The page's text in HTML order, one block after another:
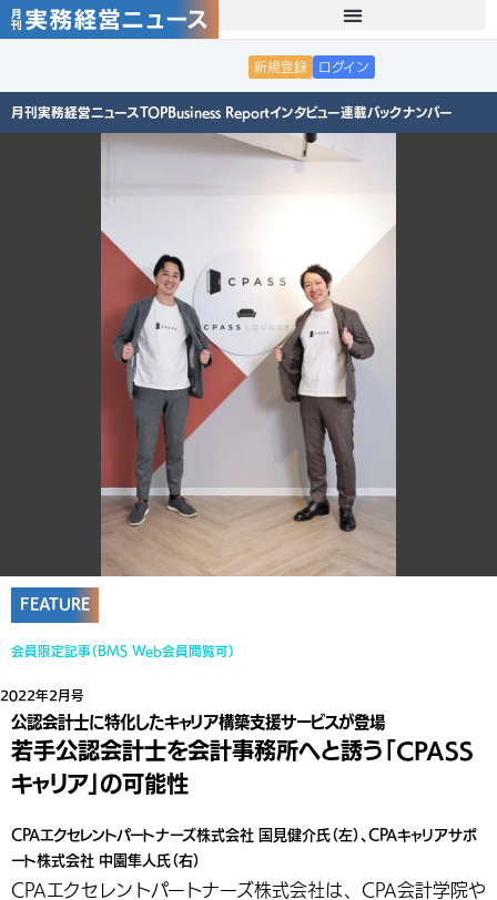
新規登録 ログイン
月刊実務経営ニュースTOPBusiness Reportインタビュー連載バックナンバー
FEATURE
会員限定記事（BMS Web会員閲覧可）
2022年2月号
公認会計士に特化したキャリア構築支援サービスが登場
若手公認会計士を会計事務所へと誘う「CPASS
キャリア」の可能性
CPAエクセレントパートナーズ株式会社 国見健介氏（左）、CPAキャリアサポ
ート株式会社 中園隼人氏（右）
CPAエクセレントパートナーズ株式会社は、CPA会計学院や